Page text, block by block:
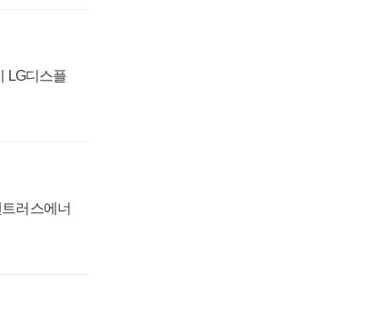
LG디스플
러스에너